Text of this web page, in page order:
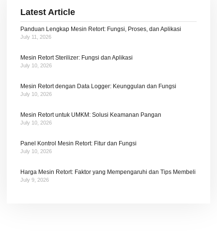
Latest Article
Panduan Lengkap Mesin Retort: Fungsi, Proses, dan Aplikasi
July 11, 2026
Mesin Retort Sterilizer: Fungsi dan Aplikasi
July 10, 2026
Mesin Retort dengan Data Logger: Keunggulan dan Fungsi
July 10, 2026
Mesin Retort untuk UMKM: Solusi Keamanan Pangan
July 10, 2026
Panel Kontrol Mesin Retort: Fitur dan Fungsi
July 10, 2026
Harga Mesin Retort: Faktor yang Mempengaruhi dan Tips Membeli
July 9, 2026